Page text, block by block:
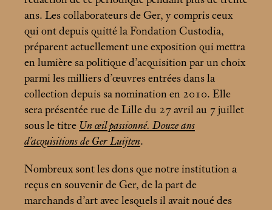
ans. Les collaborateurs de Ger, y compris ceux
qui ont depuis quitté la Fondation Custodia,
préparent actuellement une exposition qui mettra
en lumière sa politique d’acquisition par un choix
parmi les milliers d’œuvres entrées dans la
collection depuis sa nomination en 2010. Elle
sera présentée rue de Lille du 27 avril au 7 juillet
sous le titre Un œil passionné. Douze ans
d’acquisitions de Ger Luijten.
Nombreux sont les dons que notre institution a
reçus en souvenir de Ger, de la part de
marchands d’art avec lesquels il avait noué des